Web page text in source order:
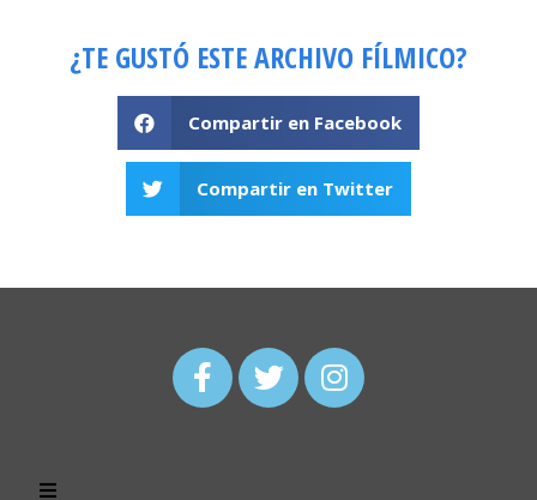
¿TE GUSTÓ ESTE ARCHIVO FÍLMICO?
Compartir en Facebook
Compartir en Twitter